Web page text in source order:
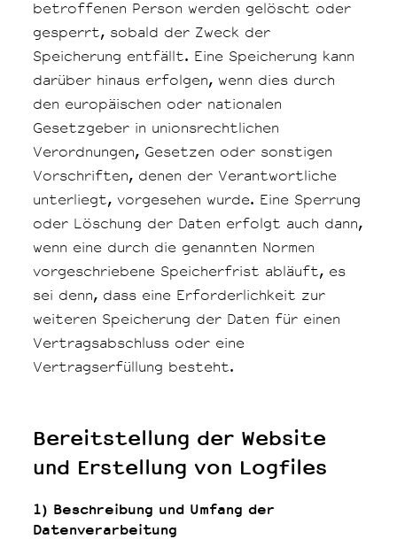
betroffenen Person werden gelöscht oder
gesperrt, sobald der Zweck der
Speicherung entfällt. Eine Speicherung kann
darüber hinaus erfolgen, wenn dies durch
den europäischen oder nationalen
Gesetzgeber in unionsrechtlichen
Verordnungen, Gesetzen oder sonstigen
Vorschriften, denen der Verantwortliche
unterliegt, vorgesehen wurde. Eine Sperrung
oder Löschung der Daten erfolgt auch dann,
wenn eine durch die genannten Normen
vorgeschriebene Speicherfrist abläuft, es
sei denn, dass eine Erforderlichkeit zur
weiteren Speicherung der Daten für einen
Vertragsabschluss oder eine
Vertragserfüllung besteht.
Bereitstellung der Website
und Erstellung von Logfiles
1) Beschreibung und Umfang der
Datenverarbeitung